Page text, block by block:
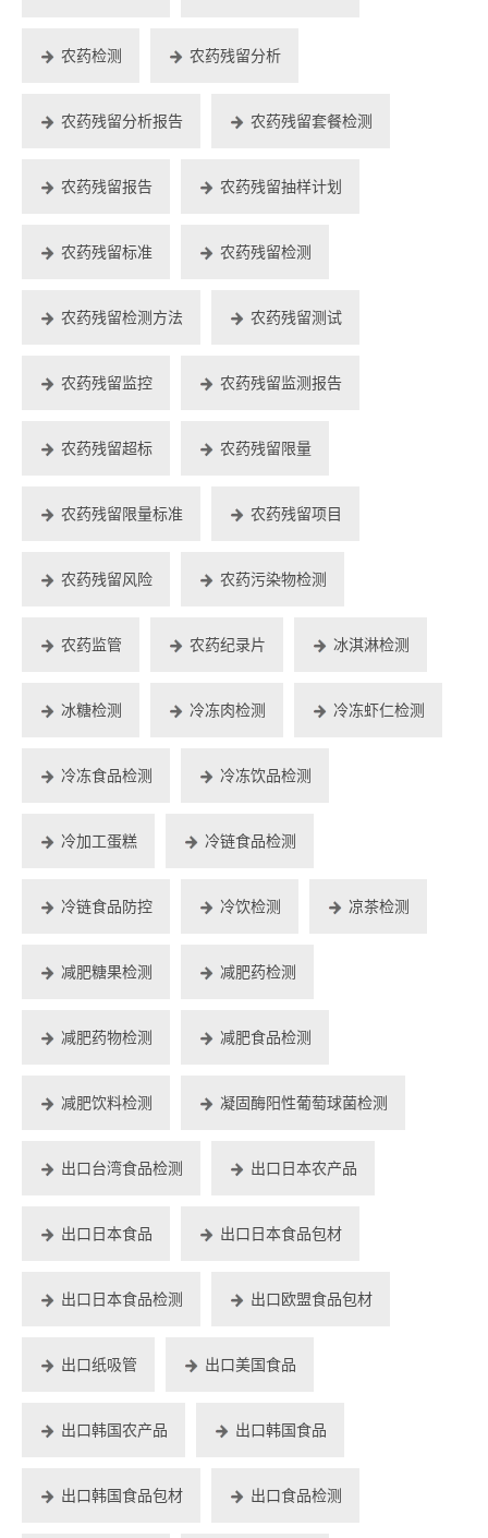
农药检测 农药残留分析
农药残留分析报告 农药残留套餐检测
农药残留报告 农药残留抽样计划
农药残留标准 农药残留检测
农药残留检测方法 农药残留测试
农药残留监控 农药残留监测报告
农药残留超标 农药残留限量
农药残留限量标准 农药残留项目
农药残留风险 农药污染物检测
农药监管 农药纪录片 冰淇淋检测
冰糖检测 冷冻肉检测 冷冻虾仁检测
冷冻食品检测 冷冻饮品检测
冷加工蛋糕 冷链食品检测
冷链食品防控 冷饮检测 凉茶检测
减肥糖果检测 减肥药检测
减肥药物检测 减肥食品检测
减肥饮料检测 凝固酶阳性葡萄球菌检测
出口台湾食品检测 出口日本农产品
出口日本食品 出口日本食品包材
出口日本食品检测 出口欧盟食品包材
出口纸吸管 出口美国食品
出口韩国农产品 出口韩国食品
出口韩国食品包材 出口食品检测